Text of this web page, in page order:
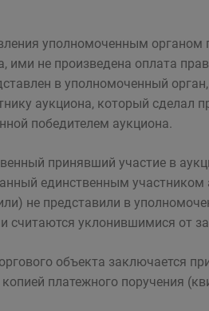
уполномоченным органом
ими не произведена оплата
в уполномоченный
аукциона, который сделал
победителем аукциона.
принявший участие в
единственным участником
не представили в
считаются уклонившимися от
объекта заключается
платежного поручения